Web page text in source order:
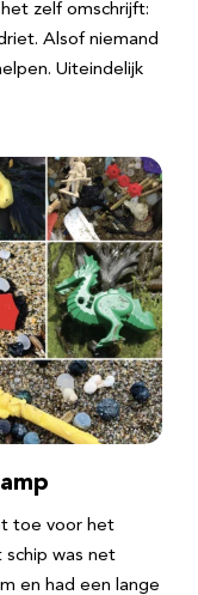
zelf omschrijft:
Alsof niemand
Uiteindelijk
toe voor het
schip was net
en had een lange